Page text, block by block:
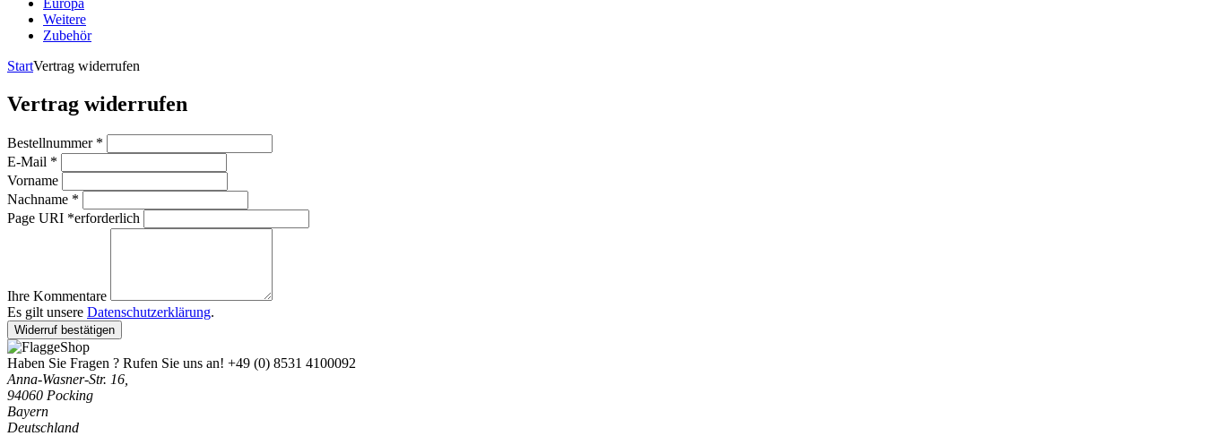
Europa
Weitere
Zubehör
StartVertrag widerrufen
Vertrag widerrufen
Bestellnummer *
E-Mail *
Vorname
Nachname *
Page URI *erforderlich
Ihre Kommentare
Es gilt unsere Datenschutzerklärung.
Widerruf bestätigen
Haben Sie Fragen ? Rufen Sie uns an! +49 (0) 8531 4100092
Anna-Wasner-Str. 16,
94060 Pocking
Bayern
Deutschland